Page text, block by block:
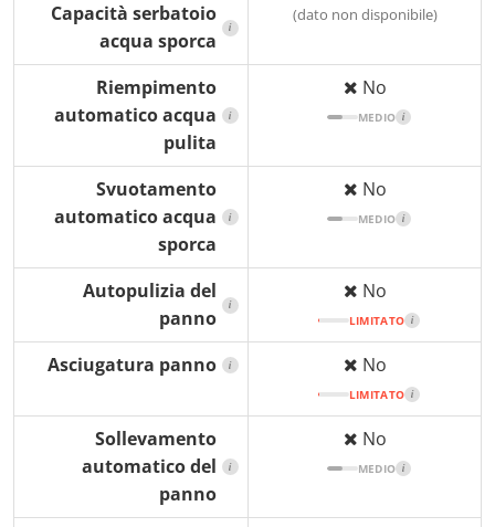
Capacità serbatoio
acqua sporca
i
(dato non disponibile)
Riempimento
automatico acqua
pulita
i
No
MEDIO i
Svuotamento
automatico acqua
sporca
i
No
MEDIO i
Autopulizia del
panno
i
No
LIMITATO i
Asciugatura panno i No
LIMITATO i
Sollevamento
automatico del
panno
i
No
MEDIO i